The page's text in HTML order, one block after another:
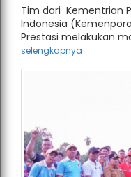
Tim dari Kementrian
Indonesia
Prestasi melakukan
selengkapnya